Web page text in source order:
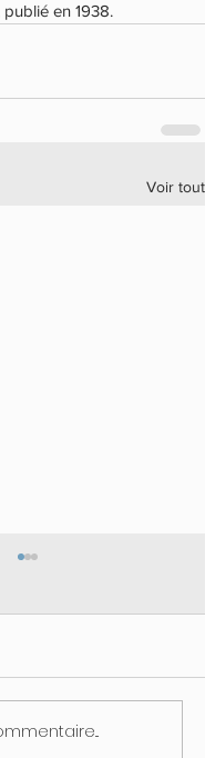
en 1938.
Voir tout
et réflexologie